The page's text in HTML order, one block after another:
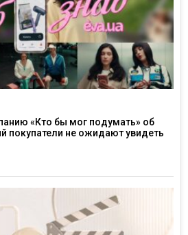
«Кто бы мог подумать» об
покупатели не ожидают увидеть